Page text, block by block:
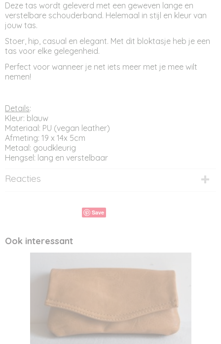
Deze tas wordt geleverd met een geweven lange en
verstelbare schouderband. Helemaal in stijl en kleur van
jouw tas.
Stoer, hip, casual en elegant. Met dit bloktasje heb je een
tas voor elke gelegenheid.
Perfect voor wanneer je net iets meer met je mee wilt
nemen!
Details:
Kleur: blauw
Materiaal: PU (vegan leather)
Afmeting: 19 x 14x 5cm
Metaal: goudkleurig
Hengsel: lang en verstelbaar
Reacties
Save
Ook interessant